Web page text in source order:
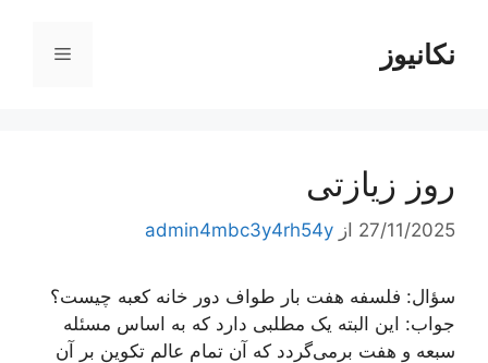
محتوانکانیوز فهرست
روز زیازتی
27/11/2025 از admin4mbc3y4rh54y
سؤال: فلسفه هفت بار طواف دور خانه کعبه چیست؟
جواب: این البته یک مطلبی دارد که به اساس مسئله
سبعه و هفت برمی‌گردد که آن تمام عالم تکوین بر آن